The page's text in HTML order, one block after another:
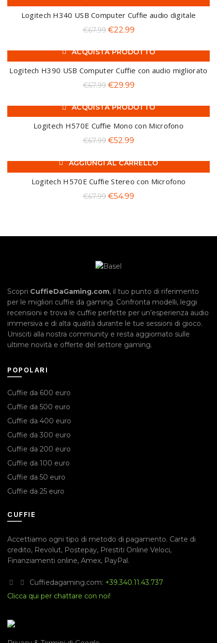
€35.99.
-66%
Logitech H340 USB Computer Cuffie audio digitale
€67.99 Il
originale
€22.99Il
attuale
-56%
ACQUISTA PRODOTTO
Logitech H390 USB Computer Cuffie con audio migliorato
€67.99 Il
originale
€29.99Il
attuale
-22%
ACQUISTA PRODOTTO
Logitech H570E Cuffie Mono con Microfono
€67.99 Il
originale
€52.99
attuale
-19%
AGGIUNGI AL CARRELLO
Logitech H570E Cuffie Stereo con Microfono
€67.99 Il
€54.99
Scopri CuffieDaGaming.com, il tuo punto di riferimento
per le migliori cuffie da gaming. Confronta modelli, leggi
recensioni e trova le cuffie perfette per un’esperienza audio
immersiva e di alta qualità durante le tue sessioni di gioco.
Unisciti alla nostra community e resta aggiornato sulle
ultime novità e offerte del settore gaming.
POPOLARI
Cuffie da 600 euro
Cuffie da 500 euro
Cuffie da 400 euro
Cuffie da 300 euro
Cuffie da 200 euro
Cuffie da 100 euro
Cuffie da 50 euro
Cuffie da 25 euro
CUFFIE
Accettiamo ogni tipo di metodo di pagamento. Carte di
credito, Revolut, Postepay, Prestiti Online Veloci,
Finanziamenti online, Amex, PayPal.
Cuffiedagaming.com: +39.340.11.43.737
Clicca qui per chattare con noi!